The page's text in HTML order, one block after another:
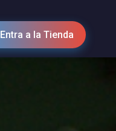
Entra a la Tienda